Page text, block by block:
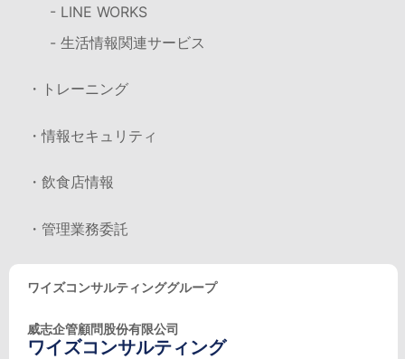
- LINE WORKS
- 生活情報関連サービス
・トレーニング
・情報セキュリティ
・飲食店情報
・管理業務委託
ワイズコンサルティンググループ
威志企管顧問股份有限公司
ワイズコンサルティング